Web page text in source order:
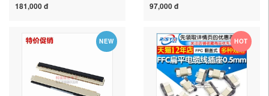
điểm mạ vàng
181,000 đ
8/10/20 ~ 60p
97,000 đ
NEW HOT